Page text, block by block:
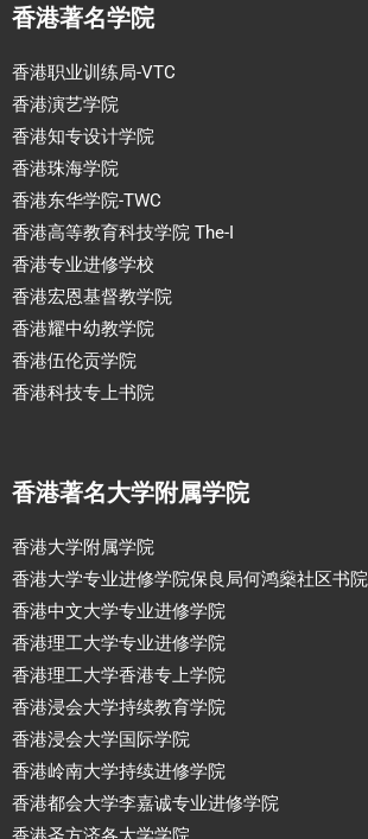
香港著名学院
香港职业训练局-VTC
香港演艺学院
香港知专设计学院
香港珠海学院
香港东华学院-TWC
香港高等教育科技学院 The-I
香港专业进修学校
香港宏恩基督教学院
香港耀中幼教学院
香港伍伦贡学院
香港科技专上书院
香港著名大学附属学院
香港大学附属学院
香港大学专业进修学院保良局何鸿燊社区书院
香港中文大学专业进修学院
香港理工大学专业进修学院
香港理工大学香港专上学院
香港浸会大学持续教育学院
香港浸会大学国际学院
香港岭南大学持续进修学院
香港都会大学李嘉诚专业进修学院